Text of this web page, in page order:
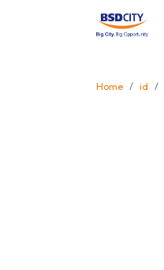
Home id